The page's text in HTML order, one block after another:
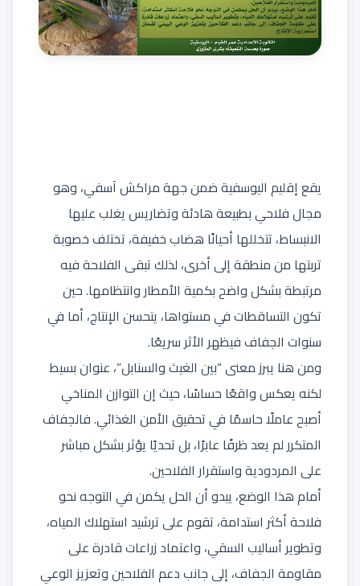
يقع إقليم اليوسفية ضمن جهة مراكش آسفي، وهو
مجال فلاحي بطبيعة هادئة وتضاريس يغلب عليها
الانبساط، تتخللها أحيانًا هضاب خفيفة، تختلف خصوبة
تربتها من منطقة إلى أخرى، لذلك تبقى الفلاحة فيه
مرتبطة بشكل واضح بكمية الأمطار وانتظامها. حين
تكون التساقطات في مستواها، يتحسن الإنتاج، أما في
سنوات الجفاف فيظهر الأثر سريعًا.
ومن هنا يبرز معنى “بين الغيث والسنابل”، عنوان بسيط
لكنه يعكس واقعًا حساسًا، حيث إن التوازن المناخي
أصبح عاملًا حاسمًا في تحقيق الأمن الغذائي. فالجفاف
المتكرر لم يعد ظرفًا عابرًا، بل تحديًا يؤثر بشكل مباشر
على المردودية واستقرار الفلاحين.
أمام هذا الوضع، يبدو أن الحل يكمن في التوجه نحو
فلاحة أكثر استدامة، تقوم على ترشيد استهلاك المياه،
وتطوير أساليب السقي، واعتماد زراعات قادرة على
مقاومة الجفاف، إلى جانب دعم الفلاحين وتعزيز الوعي